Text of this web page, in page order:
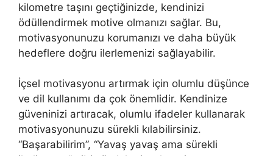
kilometre taşını geçtiğinizde, kendinizi
ödüllendirmek motive olmanızı sağlar. Bu,
motivasyonunuzu korumanızı ve daha büyük
hedeflere doğru ilerlemenizi sağlayabilir.
İçsel motivasyonu artırmak için olumlu düşünce
ve dil kullanımı da çok önemlidir. Kendinize
güveninizi artıracak, olumlu ifadeler kullanarak
motivasyonunuzu sürekli kılabilirsiniz.
“Başarabilirim”, “Yavaş yavaş ama sürekli